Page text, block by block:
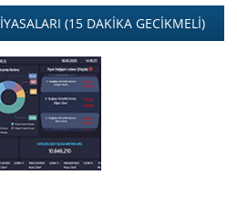
(15 DAKİKA GECİKMELİ)